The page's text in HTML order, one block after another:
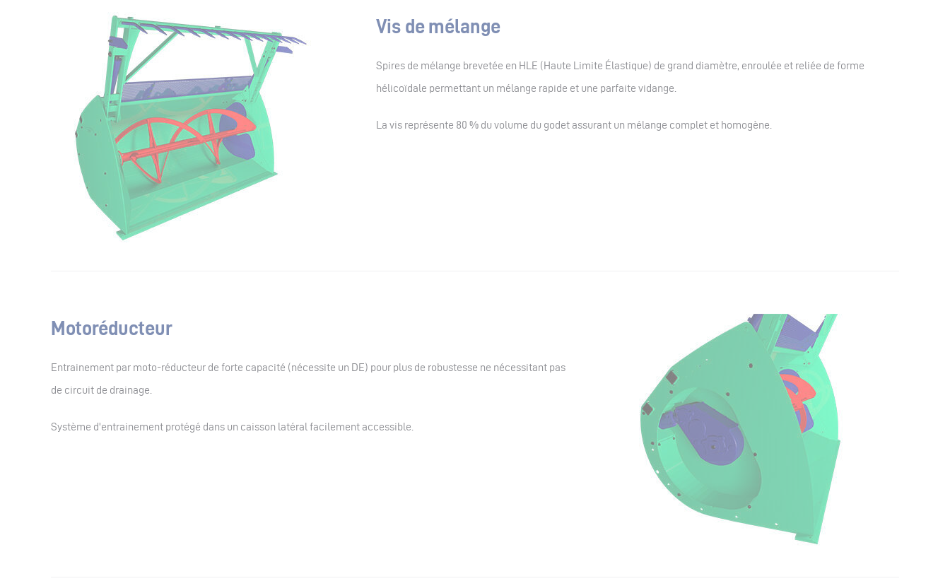
Vis de mélange
Spires de mélange brevetée en HLE (Haute Limite Élastique) de grand diamètre, enroulée et reliée de forme
hélicoïdale permettant un mélange rapide et une parfaite vidange.
La vis représente 80 % du volume du godet assurant un mélange complet et homogène.
Motoréducteur
Entrainement par moto-réducteur de forte capacité (nécessite un DE) pour plus de robustesse ne nécessitant pas
de circuit de drainage.
Système d'entrainement protégé dans un caisson latéral facilement accessible.